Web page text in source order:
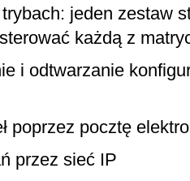
jeden zestaw
każdą z
i odtwarzanie
poprzez pocztę
przez sieć IP